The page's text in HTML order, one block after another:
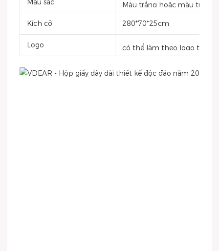
Màu sắc Màu trắng hoặc màu tùy
Kích cỡ 280*70*25cm
Logo có thể làm theo logo tùy